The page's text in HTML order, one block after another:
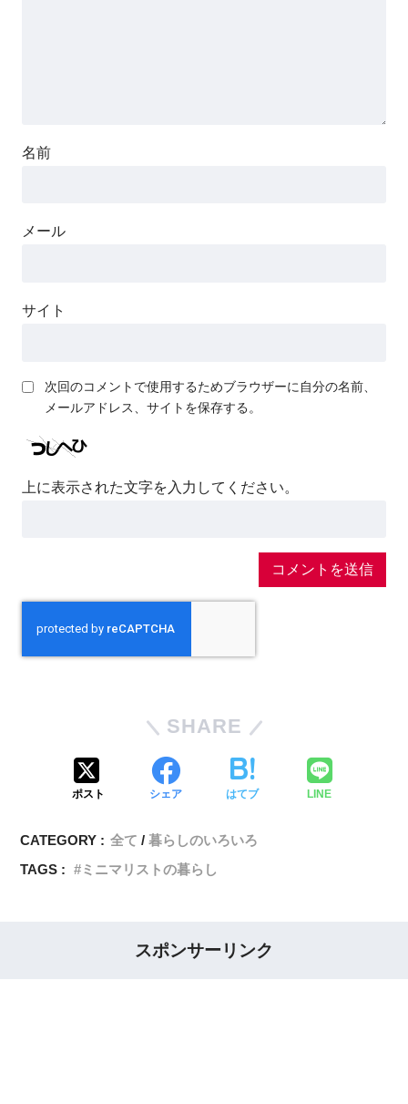
名前
メール
サイト
次回のコメントで使用するためブラウザーに自分の名前、
メールアドレス、サイトを保存する。
上に表示された文字を入力してください。
SHARE
ポスト シェア はてブ LINE
CATEGORY : 全て
暮らしのいろいろ
TAGS :
ミニマリストの暮らし
スポンサーリンク